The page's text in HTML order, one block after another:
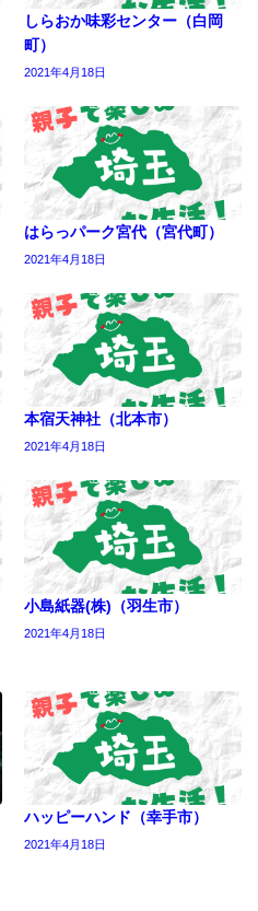
しらおか味彩センター（白岡
町）
2021年4月18日
はらっパーク宮代（宮代町）
2021年4月18日
本宿天神社（北本市）
2021年4月18日
小島紙器(株)（羽生市）
2021年4月18日
ハッピーハンド（幸手市）
2021年4月18日